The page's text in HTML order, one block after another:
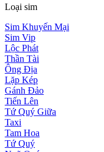
Loại sim
Sim Khuyến Mại
Sim Vip
Lộc Phát
Thần Tài
Ông Địa
Lặp Kép
Gánh Đảo
Tiến Lên
Tứ Quý Giữa
Taxi
Tam Hoa
Tứ Quý